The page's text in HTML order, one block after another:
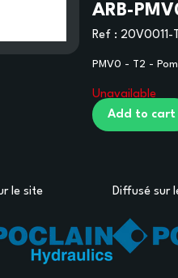
ARB-
Ref : 20V0011-T
PMV0 - T2 -
Unavailable
Add to cart
le site Diffusé sur